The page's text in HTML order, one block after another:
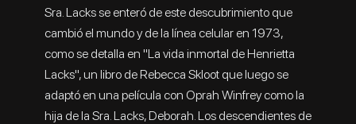
Sra. Lacks se enteró de este descubrimiento que
cambió el mundo y de la línea celular en 1973,
como se detalla en "La vida inmortal de Henrietta
Lacks", un libro de Rebecca Skloot que luego se
adaptó en una película con Oprah Winfrey como la
hija de la Sra. Lacks, Deborah. Los descendientes de